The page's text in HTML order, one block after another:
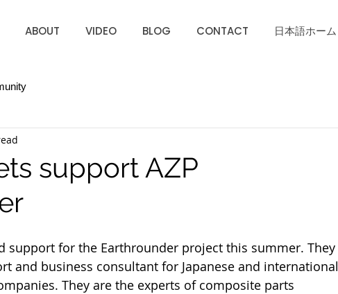
ABOUT VIDEO BLOG CONTACT 日本語ホーム
support AZP
support for the Earthrounder project this summer. They
and business consultant for Japanese and international
They are the experts of composite parts